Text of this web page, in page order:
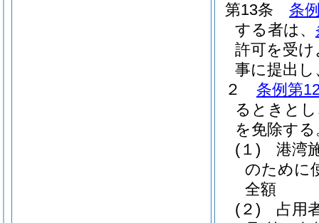
第13条
条
する者は、
許可を受
事に提出
２
条例第
るときと
を免除する
(１)
港湾
のため
全額
(２)
占用